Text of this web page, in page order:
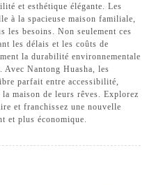
et esthétique élégante. Les
à la spacieuse maison familiale,
les besoins. Non seulement ces
les délais et les coûts de
la durabilité environnementale
Avec Nantong Huasha, les
parfait entre accessibilité,
maison de leurs rêves. Explorez
et franchissez une nouvelle
et plus économique.